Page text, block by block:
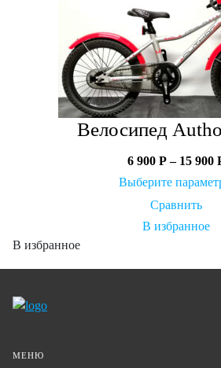
Велосипед
6 900 Р– 15 900
Выберите
Сравнить
В избранное
В избранное
МЕНЮ